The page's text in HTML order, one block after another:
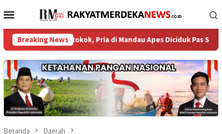
ke
Menu
Mobile
Breaking News
Rokok, Pria di Mandau Apes Diciduk Pas Senin Dini Hari
Beranda Daerah